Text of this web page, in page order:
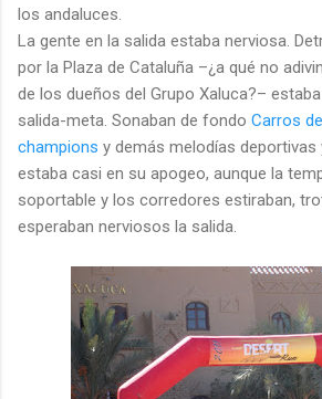
los andaluces.
La gente en la salida estaba nerviosa.
por la Plaza de Cataluña –¿a qué no
de los dueños del Grupo Xaluca?–
salida-meta. Sonaban de fondo Carros
champions y demás melodías deportivas
estaba casi en su apogeo, aunque la
soportable y los corredores estiraban,
esperaban nerviosos la salida.